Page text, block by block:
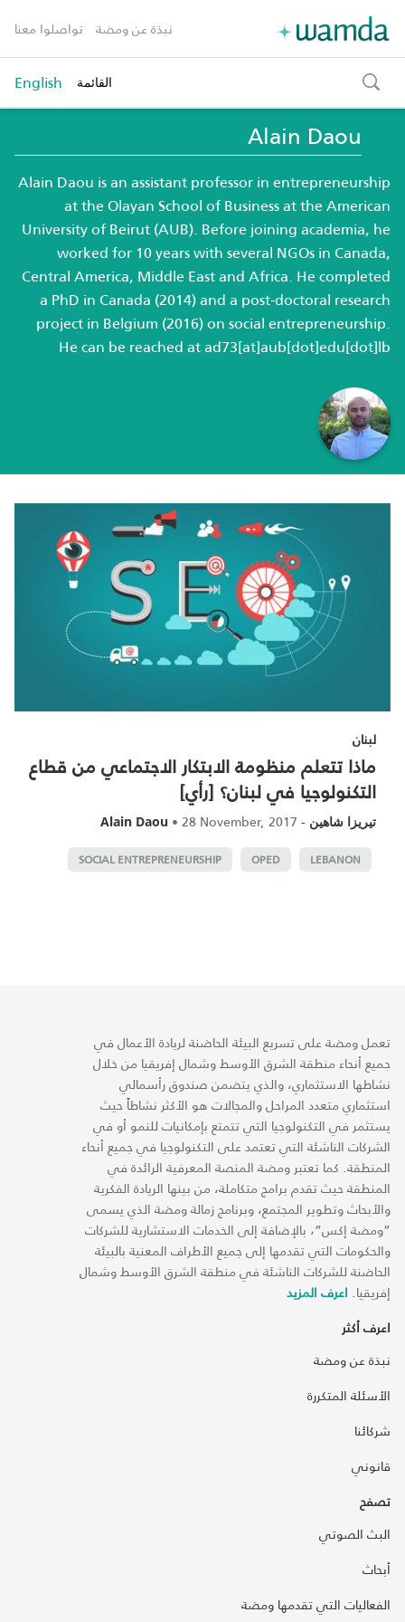
نبذة عن ومضة تواصلوا معنا
toggle
search
القائمة English
Alain Daou
Alain Daou is an assistant professor in entrepreneurship
at the Olayan School of Business at the American
University of Beirut (AUB). Before joining academia, he
worked for 10 years with several NGOs in Canada,
Central America, Middle East and Africa. He completed
a PhD in Canada (2014) and a post-doctoral research
project in Belgium (2016) on social entrepreneurship.
He can be reached atad73[at]aub[dot]edu[dot]lb
لبنان
ماذا تتعلم منظومة الابتكار الاجتماعي من قطاع
التكنولوجيا في لبنان؟ [رأي]
تيريزا شاهين -
Alain Daou •28 November, 2017
LEBANON
OPED
SOCIAL ENTREPRENEURSHIP
تعمل ومضة على تسريع البيئة الحاضنة لريادة الأعمال في
جميع أنحاء منطقة الشرق الأوسط وشمال إفريقيا من خلال
نشاطها الاستثماري، والذي يتضمن صندوق رأسمالي
استثماري متعدد المراحل والمجالات هو الأكثر نشاطاً حيث
يستثمر في التكنولوجيا التي تتمتع بإمكانيات للنمو أو في
الشركات الناشئة التي تعتمد على التكنولوجيا في جميع أنحاء
المنطقة. كما تعتبر ومضة المنصة المعرفية الرائدة في
المنطقة حيث تقدم برامج متكاملة، من بينها الريادة الفكرية
والأبحاث وتطوير المجتمع، وبرنامج زمالة ومضة الذي يسمى
“ومضة إكس“، بالإضافة إلى الخدمات الاستشارية للشركات
والحكومات التي تقدمها إلى جميع الأطراف المعنية بالبيئة
الحاضنة للشركات الناشئة في منطقة الشرق الأوسط وشمال
إفريقيا. اعرف المزيد
اعرف أكثر
نبذة عن ومضة
الأسئلة المتكررة
شركائنا
قانوني
تصفح
البث الصوتي
أبحاث
الفعاليات التي تقدمها ومضة